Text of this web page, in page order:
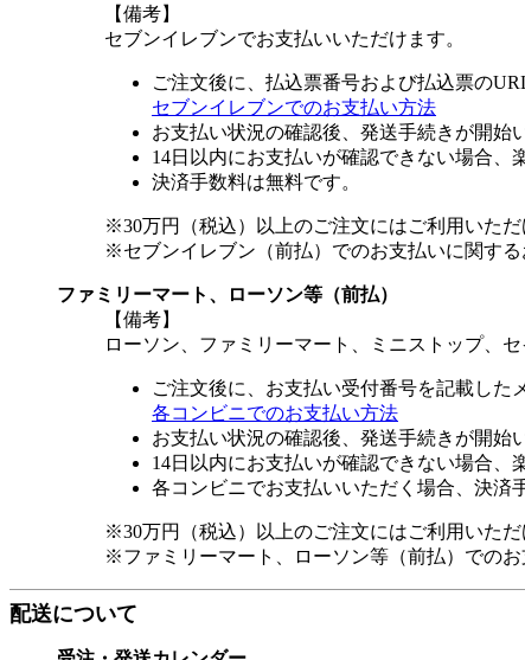
【備考】
セブンイレブンでお支払いいただけます。
ご注文後に、払込票番号および払込票の
セブンイレブンでのお支払い方法
お支払い状況の確認後、発送手続きが開始
14日以内にお支払いが確認できない場合、
決済手数料は無料です。
※30万円（税込）以上のご注文にはご利用いただ
※セブンイレブン（前払）でのお支払いに関す
ファミリーマート、ローソン等（前払）
【備考】
ローソン、ファミリーマート、ミニストップ、
ご注文後に、お支払い受付番号を記載した
各コンビニでのお支払い方法
お支払い状況の確認後、発送手続きが開始
14日以内にお支払いが確認できない場合、
各コンビニでお支払いいただく場合、決済
※30万円（税込）以上のご注文にはご利用いただ
※ファミリーマート、ローソン等（前払）での
配送について